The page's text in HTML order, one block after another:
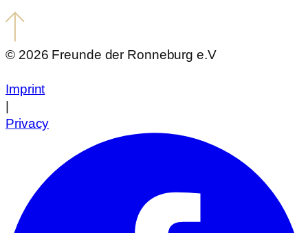
© 2026 Freunde der Ronneburg e.V
Imprint
Privacy